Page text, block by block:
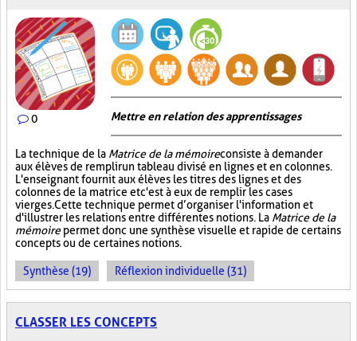
0 Mettre en relation des apprentissages
La technique de la Matrice de la mémoireconsiste à demander
aux élèves de remplir un tableau divisé en lignes et en colonnes.
L'enseignant fournit aux élèves les titres des lignes et des
colonnes de la matrice et c'est à eux de remplir les cases
vierges. Cette technique permet d’organiser l'information et
d'illustrer les relations entre différentes notions. La Matrice de la
mémoirepermet donc une synthèse visuelle et rapide de certains
concepts ou de certaines notions.
Synthèse (19) Réflexion individuelle (31)
CLASSER LES CONCEPTS